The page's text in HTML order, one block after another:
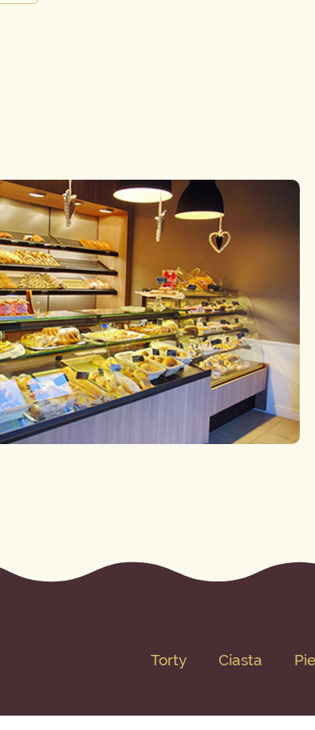
Torty Ciasta